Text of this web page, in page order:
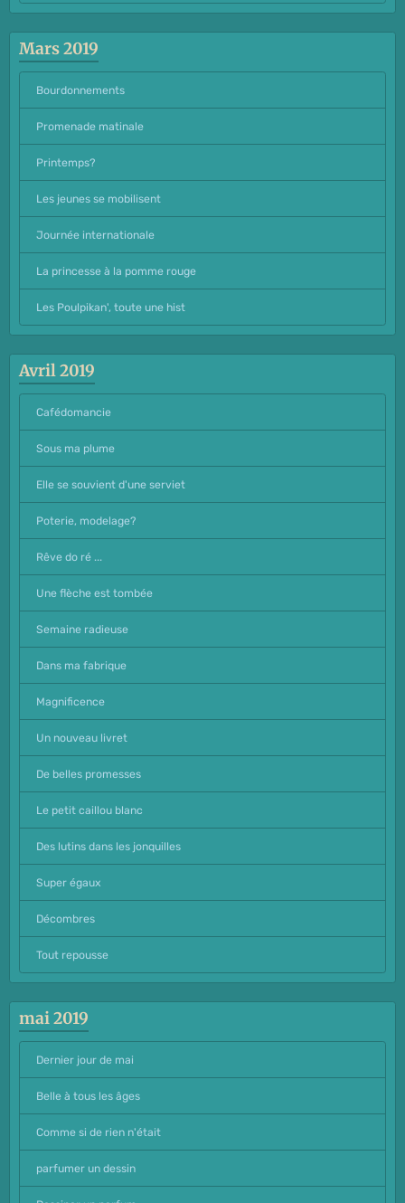
Mars 2019
Bourdonnements
Promenade matinale
Printemps?
Les jeunes se mobilisent
Journée internationale
La princesse à la pomme rouge
Les Poulpikan', toute une hist
Avril 2019
Cafédomancie
Sous ma plume
Elle se souvient d'une serviet
Poterie, modelage?
Rêve do ré ...
Une flèche est tombée
Semaine radieuse
Dans ma fabrique
Magnificence
Un nouveau livret
De belles promesses
Le petit caillou blanc
Des lutins dans les jonquilles
Super égaux
Décombres
Tout repousse
mai 2019
Dernier jour de mai
Belle à tous les âges
Comme si de rien n'était
parfumer un dessin